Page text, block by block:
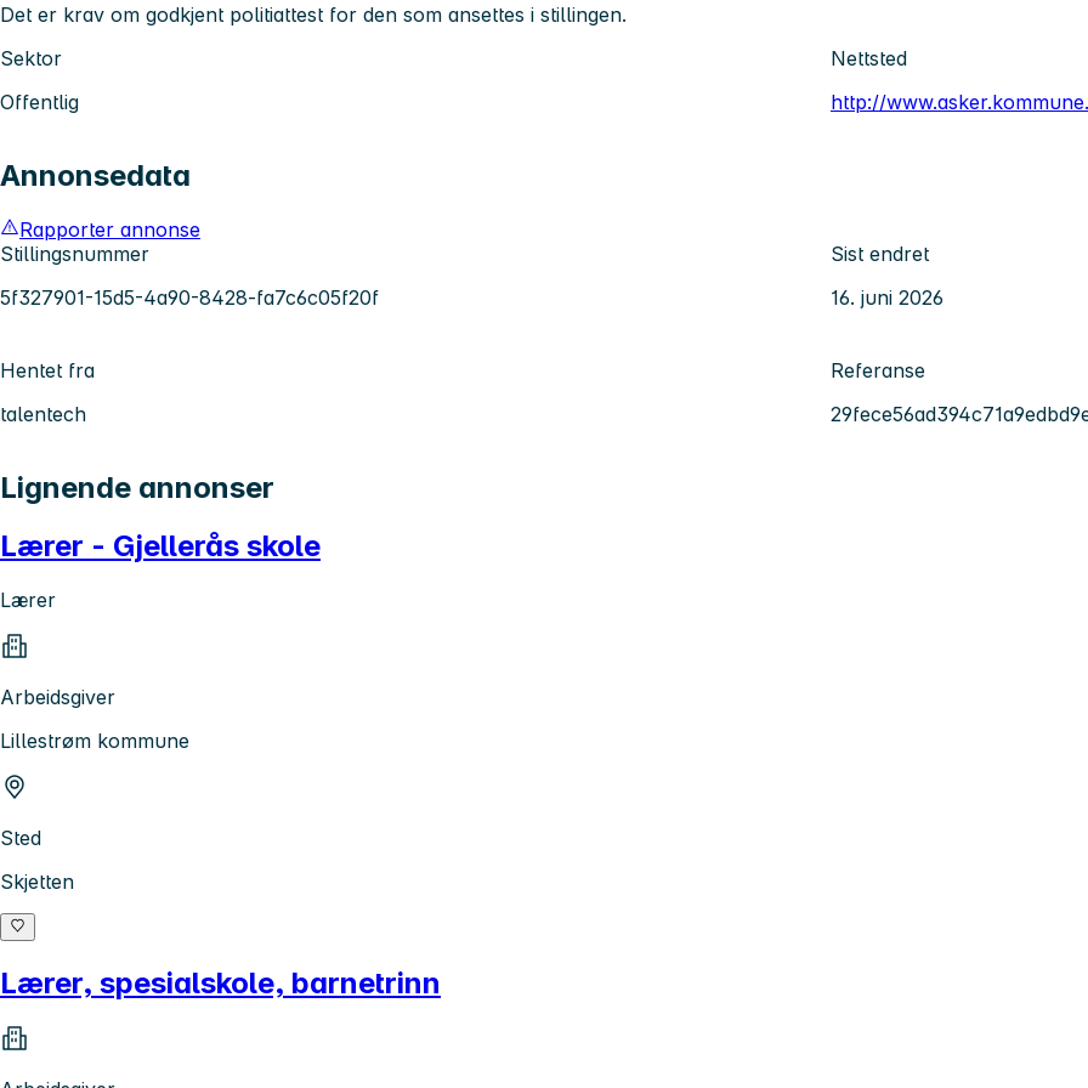
Det er krav om godkjent politiattest for den som ansettes i stillingen.
Sektor
Offentlig
Nettsted
http://
Annonsedata
Rapporter annonse
Stillingsnummer
5f327901-15d5-4a90-8428-fa7c6c05f20f
Sist endret
16. juni 2026
Hentet fra
talentech
Referanse
Lignende annonser
Lærer - Gjellerås skole
Lærer
Arbeidsgiver
Lillestrøm kommune
Sted
Skjetten
Lærer, spesialskole, barnetrinn